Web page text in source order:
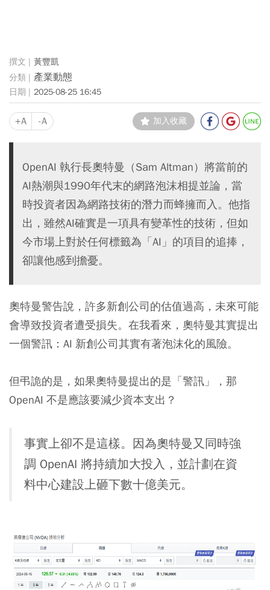
黃豐凱
產業動態
2025-08-25 16:45
+A -A 加入收藏
OpenAI 執行長奧特曼（Sam Altman）將當前的
AI熱潮與1990年代末的網路泡沫相提並論，當
時投資者因為網路技術的潛力而蜂擁而入。他指
出，雖然AI確實是一項具有變革性的技術，但如
今市場上對於任何標籤為「AI」的項目的追捧，
卻讓他感到擔憂。
奧特曼警告說，許多新創公司的估值過高，未來可能
會導致投資者遭受損失。在我看來，奧特曼其實提出
一個警訊：AI 新創公司其實有著泡沫化的風險。
但弔詭的是，如果奧特曼提出的是「警訊」，那
OpenAI 不是應該要減少資本支出？
事實上卻不是這樣。因為奧特曼又同時強
調 OpenAI 將持續加大投入，並計劃在資
料中心建設上砸下數十億美元。